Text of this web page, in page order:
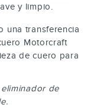
y limpio.
una transferencia
Motorcraft
de cuero para
de